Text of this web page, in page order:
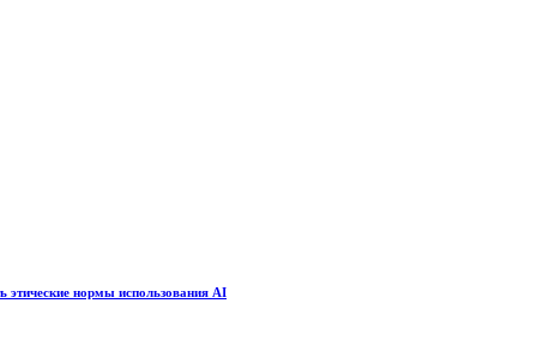
этические нормы использования AI